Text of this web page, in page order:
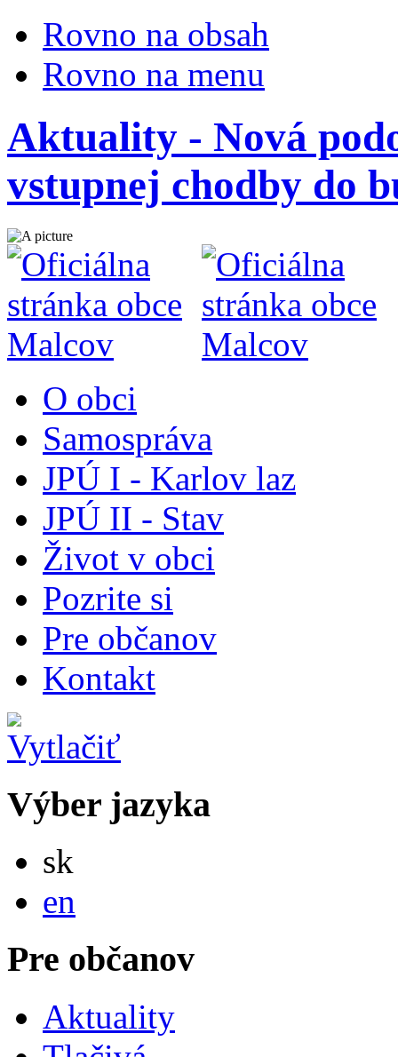
Rovno na obsah
Rovno na menu
Aktuality - Nová
vstupnej chodby do
O obci
Samospráva
JPÚ I - Karlov laz
JPÚ II - Stav
Život v obci
Pozrite si
Pre občanov
Kontakt
Výber jazyka
sk
en
Pre občanov
Aktuality